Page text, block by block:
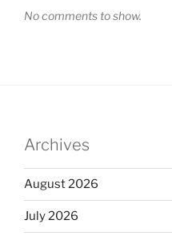
No comments to show.
Archives
August 2026
July 2026